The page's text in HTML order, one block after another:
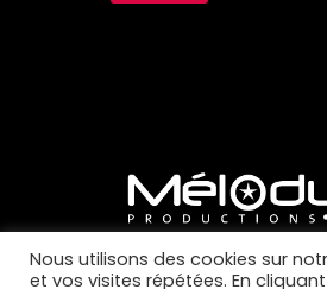
Nous utilisons des cookies sur
et vos visites répétées. En